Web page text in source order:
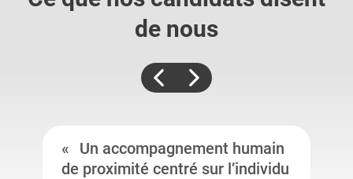
de nous
Un accompagnement humain
de proximité centré sur l’individu